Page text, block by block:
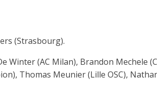
(Strasbourg).
Winter (AC Milan), Brandon Mechele
Thomas Meunier (Lille OSC),